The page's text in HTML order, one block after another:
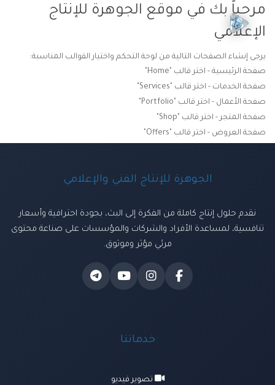
مرحباً بك في موقع الجوهرة للإنتاج
الإعلامي
يرجى إنشاء الصفحات التالية من لوحة التحكم واختيار القوالب المناسبة:
صفحة الرئيسية - اختر قالب "Home"
صفحة الخدمات - اختر قالب "Services"
صفحة الأعمال - اختر قالب "Portfolio"
صفحة المتجر - اختر قالب "Shop"
صفحة العروض - اختر قالب "Offers"
الجوهرة للإنتاج الفني والإعلامي
نقدم حلول إنتاج كاملة من الفكرة إلى البث، بجودة احترافية وأسعار
تنافسية، لمساعدة الأفراد والشركات والمؤسسات على صناعة محتوى
مرئي مؤثر وموثوق.
خدماتنا
تصوير فيديو